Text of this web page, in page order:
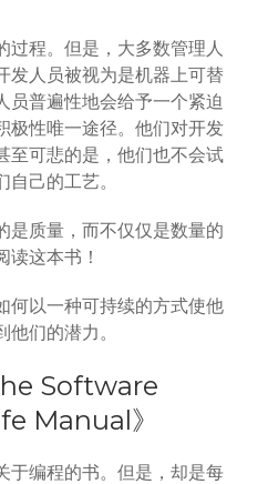
过程。但是，大多数管理人
发人员被视为是机器上可替
员普遍性地会给予一个紧迫
极性唯一途径。他们对开发
至可悲的是，他们也不会试
己的工艺。
是质量，而不仅仅是数量的
读这本书！
何以一种可持续的方式使他
们的潜力。
Software
Manual》
于编程的书。但是，却是每